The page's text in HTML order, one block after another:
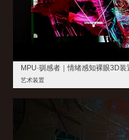
MPU·驯感者｜情绪感知裸眼3D装
艺术装置